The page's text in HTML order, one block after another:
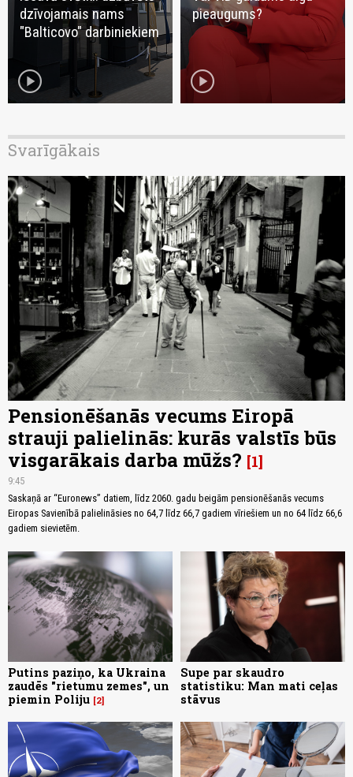
dzīvojamais nams
"Balticovo" darbiniekiem
play_circle
pieaugums?
play_circle
Svarīgākais
Pensionēšanās vecums Eiropā
strauji palielinās: kurās valstīs būs
visgarākais darba mūžs? 1
9:45
Saskaņā ar “Euronews” datiem, līdz 2060. gadu beigām pensionēšanās vecums
Eiropas Savienībā palielināsies no 64,7 līdz 66,7 gadiem vīriešiem un no 64 līdz 66,6
gadiem sievietēm.
Putins paziņo, ka Ukraina
zaudēs "rietumu zemes", un
piemin Poliju 2
Supe par skaudro
statistiku: Man mati ceļas
stāvus